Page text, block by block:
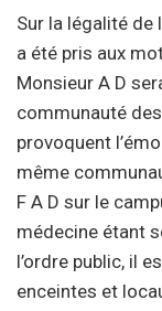
Sur la légalité de
a été pris aux
Monsieur A D
communauté
provoquent
même
F A D sur le
médecine étant
l’ordre public, il
enceintes et